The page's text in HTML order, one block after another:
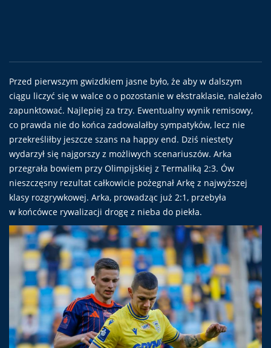
Przed pierwszym gwizdkiem jasne było, że aby w dalszym
ciągu liczyć się w walce o o pozostanie w ekstraklasie, należało
zapunktować. Najlepiej za trzy. Ewentualny wynik remisowy,
co prawda nie do końca zadowalałby sympatyków, lecz nie
przekreśliłby jeszcze szans na happy end. Dziś niestety
wydarzył się najgorszy z możliwych scenariuszów. Arka
przegrała bowiem przy Olimpijskiej z Termaliką 2:3. Ów
nieszczęsny rezultat całkowicie pożegnał Arkę z najwyższej
klasy rozgrywkowej. Arka, prowadząc już 2:1, przebyła
w końcówce rywalizacji drogę z nieba do piekła.